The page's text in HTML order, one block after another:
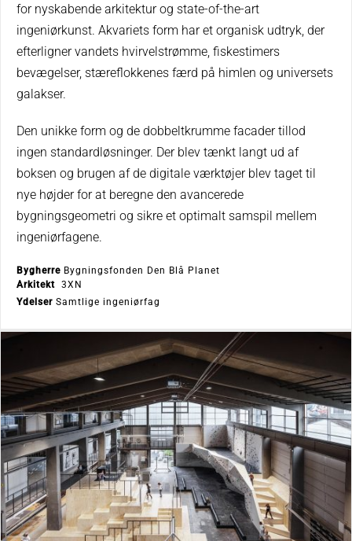
for nyskabende arkitektur og state-of-the-art
ingeniørkunst. Akvariets form har et organisk udtryk, der
efterligner vandets hvirvelstrømme, fiskestimers
bevægelser, stæreflokkenes færd på himlen og universets
galakser.
Den unikke form og de dobbeltkrumme facader tillod
ingen standardløsninger. Der blev tænkt langt ud af
boksen og brugen af de digitale værktøjer blev taget til
nye højder for at beregne den avancerede
bygningsgeometri og sikre et optimalt samspil mellem
ingeniørfagene.
Bygherre Bygningsfonden Den Blå Planet
Arkitekt 3XN
Ydelser Samtlige ingeniørfag